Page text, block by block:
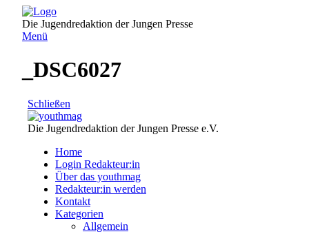
Direkt
zum
Inhalt
Die Jugendredaktion der Jungen Presse
Menü
_DSC6027
Schließen
Die Jugendredaktion der Jungen Presse e.V.
Home
Login Redakteur:in
Über das youthmag
Redakteur:in werden
Kontakt
Kategorien
Allgemein